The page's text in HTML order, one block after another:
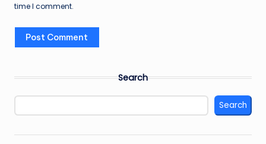
time I comment.
Search
Search